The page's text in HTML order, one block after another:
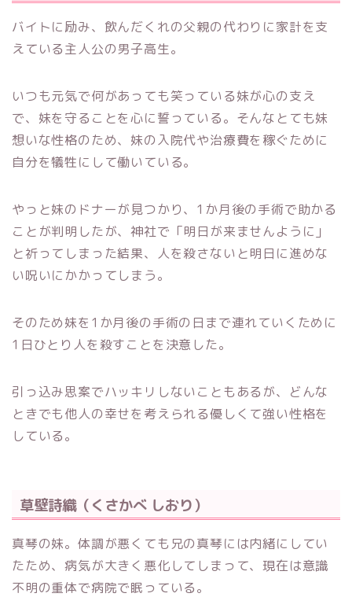
バイトに励み、飲んだくれの父親の代わりに家計を支
えている主人公の男子高生。
いつも元気で何があっても笑っている妹が心の支え
で、妹を守ることを心に誓っている。そんなとても妹
想いな性格のため、妹の入院代や治療費を稼ぐために
自分を犠牲にして働いている。
やっと妹のドナーが見つかり、1か月後の手術で助かる
ことが判明したが、神社で「明日が来ませんように」
と祈ってしまった結果、人を殺さないと明日に進めな
い呪いにかかってしまう。
そのため妹を1か月後の手術の日まで連れていくために
1日ひとり人を殺すことを決意した。
引っ込み思案でハッキリしないこともあるが、どんな
ときでも他人の幸せを考えられる優しくて強い性格を
している。
草壁詩織（くさかべ しおり）
真琴の妹。体調が悪くても兄の真琴には内緒にしてい
たため、病気が大きく悪化してしまって、現在は意識
不明の重体で病院で眠っている。